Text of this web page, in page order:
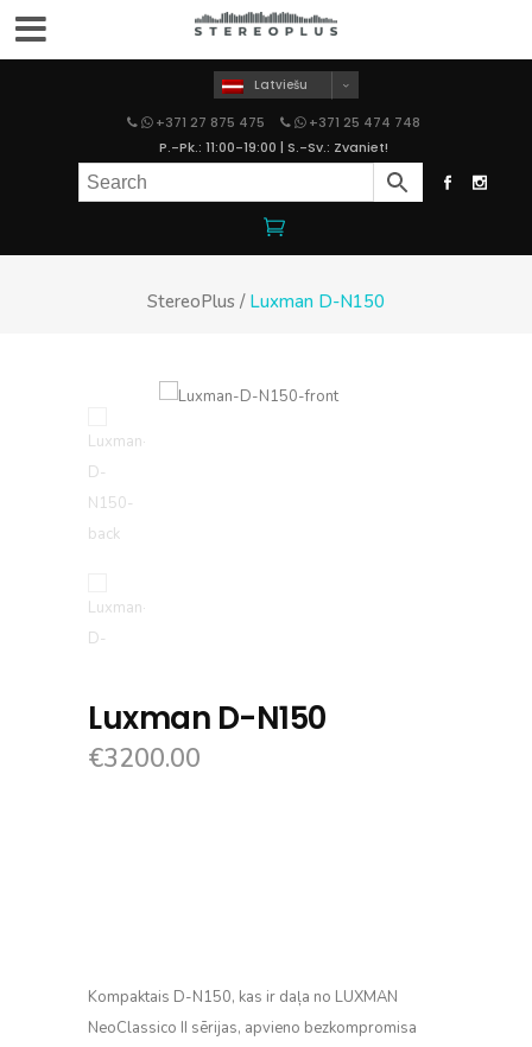
Latviešu
+371 27 875 475
+371 25 474 748
P.-Pk.: 11:00-19:00 | S.-Sv.: Zvaniet!
StereoPlus / Luxman D-N150
Luxman D-N150
€3200.00
Kompaktais D-N150, kas ir daļa no LUXMAN
NeoClassico II sērijas, apvieno bezkompromisa